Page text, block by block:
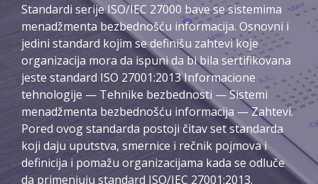
Standardi serije ISO/IEC 27000 bave se sistemima
menadžmenta bezbednošću informacija. Osnovni i
jedini standard kojim se definišu zahtevi koje
organizacija mora da ispuni da bi bila sertifikovana
jeste standard ISO 27001:2013 Informacione
tehnologije — Tehnike bezbednosti — Sistemi
menadžmenta bezbednošću informacija — Zahtevi.
Pored ovog standarda postoji čitav set standarda
koji daju uputstva, smernice i rečnik pojmova i
definicija i pomažu organizacijama kada se odluče
da primenjuju standard ISO/IEC 27001:2013.